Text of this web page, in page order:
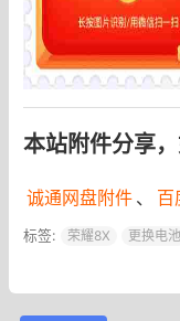
本站附件分享
诚通网盘附件 、 百
标签: 荣耀8X
更换电池